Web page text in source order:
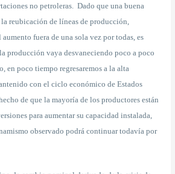
no petroleras. Dado que una buena
reubicación de líneas de producción,
aumento fuera de una sola vez por todas, es
producción vaya desvaneciendo poco a poco
en poco tiempo regresaremos a la alta
con el ciclo económico de Estados
de que la mayoría de los productores están
para aumentar su capacidad instalada,
observado podrá continuar todavía por